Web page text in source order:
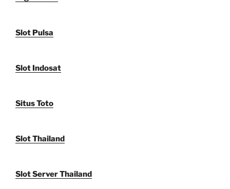
Slot Pulsa
Slot Indosat
Situs Toto
Slot Thailand
Slot Server Thailand